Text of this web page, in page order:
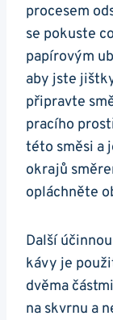
procesem
se pokuste
papírovým
aby jste
připravte
pracího
této směsi a
okrajů
opláchněte
Další
⁢kávy ​je⁢
​dvěma‌
na skvrnu a